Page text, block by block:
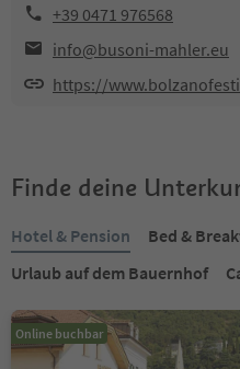
+39 0471 976568
info@busoni-mahler.eu
https://
Finde deine
Hotel & Pension
Bed &
Urlaub auf dem Bauernhof
Online buchbar